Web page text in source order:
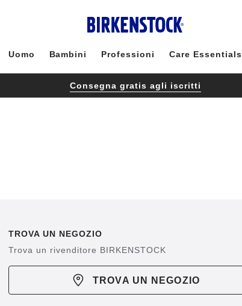
Uomo Bambini Professioni Care Essentials
Consegna gratis agli iscritti
TROVA UN NEGOZIO
Trova un rivenditore BIRKENSTOCK
TROVA UN NEGOZIO